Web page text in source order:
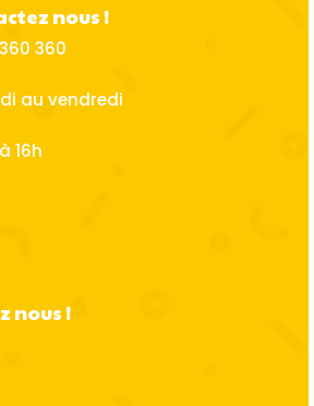
nous !
360
au vendredi
16h
nous !